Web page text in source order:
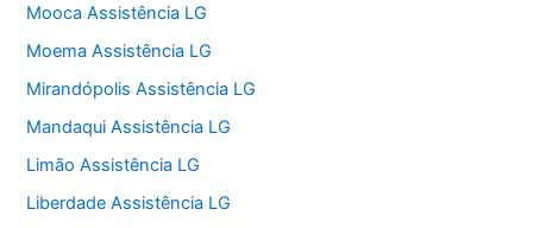
Mooca Assistência LG
Moema Assistência LG
Mirandópolis Assistência LG
Mandaqui Assistência LG
Limão Assistência LG
Liberdade Assistência LG